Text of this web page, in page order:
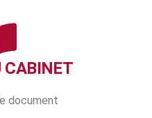
CABINET
document